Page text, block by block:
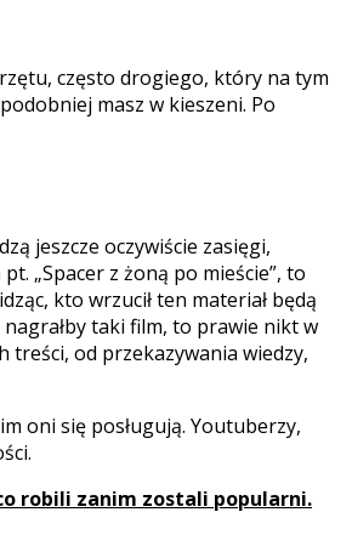
często drogiego, który na tym
masz w kieszeni. Po
jeszcze oczywiście zasięgi,
„Spacer z żoną po mieście”, to
kto wrzucił ten materiał będą
taki film, to prawie nikt w
treści, od przekazywania wiedzy,
oni się posługują. Youtuberzy,
robili zanim zostali popularni.